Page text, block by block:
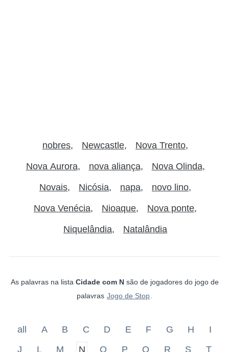
nobres Newcastle Nova Trento
Nova Aurora nova aliança Nova Olinda
Novais Nicósia napa novo lino
Nova Venécia Nioaque Nova ponte
Niquelândia Natalândia
As palavras na lista Cidade com Nsão de jogadores do jogo de
palavras Jogo de Stop
all A B C D E F G H
I
J
L M N O P Q R S T